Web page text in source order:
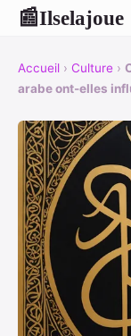
📰Ilselajoue
Accueil › Culture ›
arabe ont-elles